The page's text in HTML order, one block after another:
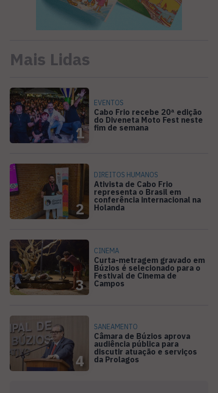
Mais Lidas
1
EVENTOS
Cabo Frio recebe 20ª edição
do Diveneta Moto Fest neste
fim de semana
2
DIREITOS HUMANOS
Ativista de Cabo Frio
representa o Brasil em
conferência internacional na
Holanda
3
CINEMA
Curta-metragem gravado em
Búzios é selecionado para o
Festival de Cinema de
Campos
4
SANEAMENTO
Câmara de Búzios aprova
audiência pública para
discutir atuação e serviços
da Prolagos